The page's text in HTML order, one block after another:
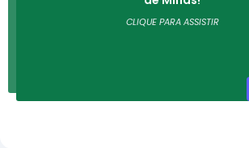
CLIQUE PARA ASSISTIR